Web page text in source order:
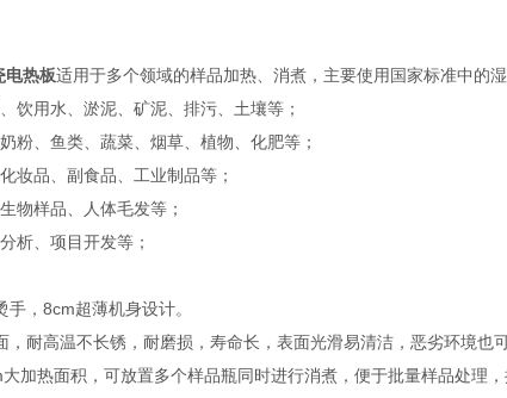
电热板适用于多个领域的样品加热、消煮，主要使用国家标准中的
饮用水、淤泥、矿泥、排污、土壤等；
粉、鱼类、蔬菜、烟草、植物、化肥等；
妆品、副食品、工业制品等；
物样品、人体毛发等；
析、项目开发等；
手，8cm超薄机身设计。
，耐高温不长锈，耐磨损，寿命长，表面光滑易清洁，恶劣环境也
加热面积，可放置多个样品瓶同时进行消煮，便于批量样品处理，